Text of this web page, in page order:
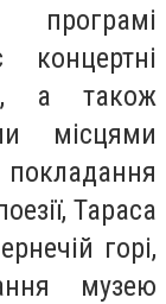
програмі
а також
місцями
Тараса
горі,
музею